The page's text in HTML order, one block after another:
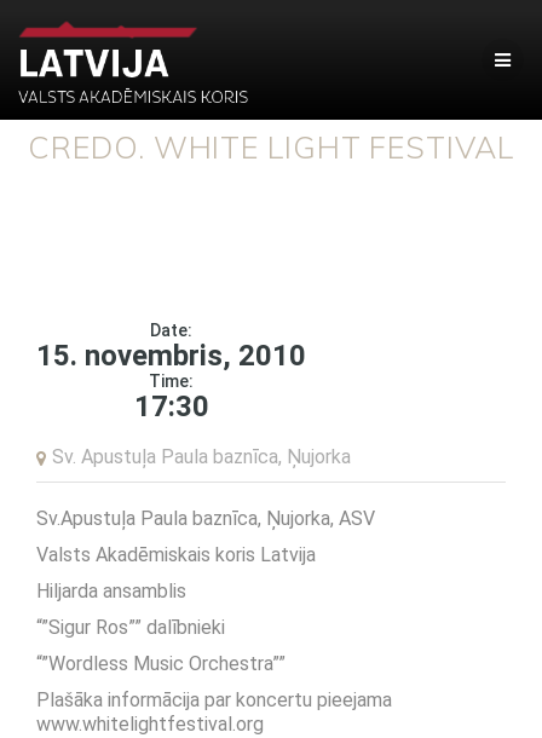
CREDO. WHITE LIGHT FESTIVAL
Date:
15. novembris, 2010
Time:
17:30
Sv. Apustuļa Paula baznīca, Ņujorka
Sv.Apustuļa Paula baznīca, Ņujorka, ASV
Valsts Akadēmiskais koris Latvija
Hiljarda ansamblis
“”Sigur Ros”” dalībnieki
“”Wordless Music Orchestra””
Plašāka informācija par koncertu pieejama
www.whitelightfestival.org